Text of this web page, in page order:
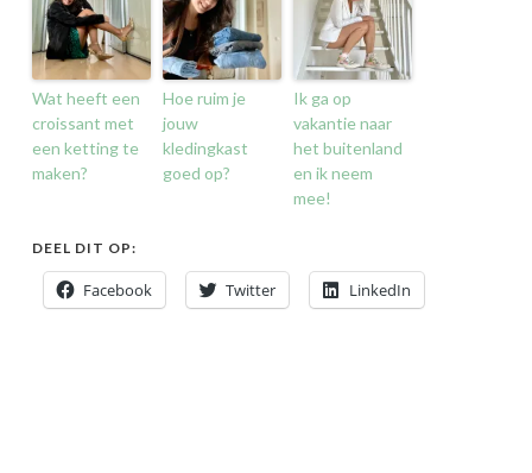
Wat heeft een
croissant met
een ketting te
maken?
Hoe ruim je
jouw
kledingkast
goed op?
Ik ga op
vakantie naar
het buitenland
en ik neem
mee!
DEEL DIT OP:
Facebook Twitter LinkedIn